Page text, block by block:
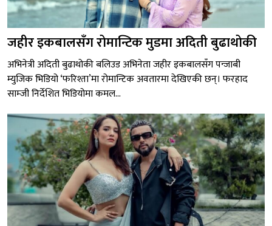
जहीर इकबालसँग रोमान्टिक मुडमा अदिती बुढाथोकी
अभिनेत्री अदिती बुढाथोकी बलिउड अभिनेता जहीर इकबालसँग पन्जाबी
म्युजिक भिडियो ‘फरिश्ता’मा रोमान्टिक अवतारमा देखिएकी छन्। फरहाद
साम्जी निर्देशित भिडियोमा कमल...